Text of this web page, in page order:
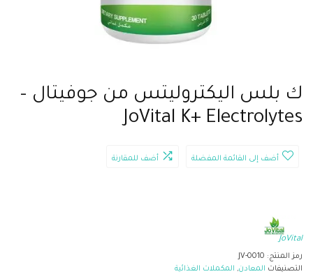
ك بلس اليكتروليتس من جوفيتال –
JoVital K+ Electrolytes
أضف إلى القائمة المفضلة أضف للمقارنة
JoVital
رمز المنتج: JV-0010
التصنيفات المعادن, المكملات الغذائية